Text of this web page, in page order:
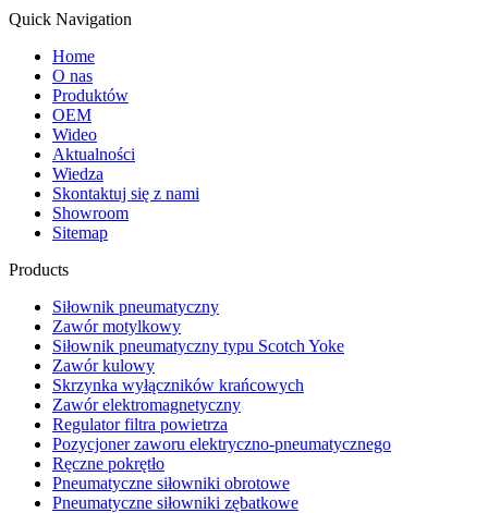
Quick Navigation
Home
O nas
Produktów
OEM
Wideo
Aktualności
Wiedza
Skontaktuj się z nami
Showroom
Sitemap
Products
Siłownik pneumatyczny
Zawór motylkowy
Siłownik pneumatyczny typu Scotch Yoke
Zawór kulowy
Skrzynka wyłączników krańcowych
Zawór elektromagnetyczny
Regulator filtra powietrza
Pozycjoner zaworu elektryczno-pneumatycznego
Ręczne pokrętło
Pneumatyczne siłowniki obrotowe
Pneumatyczne siłowniki zębatkowe